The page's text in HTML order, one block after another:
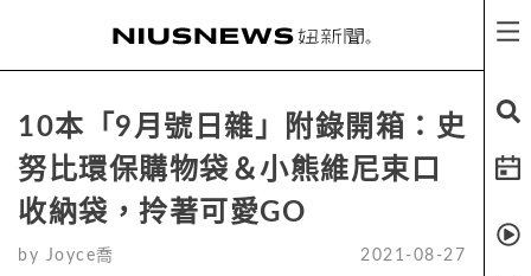
10本「9月號日雜」附錄開箱：史
努比環保購物袋＆小熊維尼束口
收納袋，拎著可愛GO
by Joyce喬 2021-08-27